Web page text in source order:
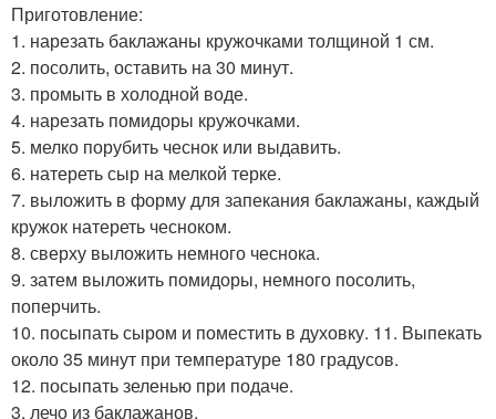
Приготовление:
1. нарезать баклажаны кружочками толщиной 1 см.
2. посолить, оставить на 30 минут.
3. промыть в холодной воде.
4. нарезать помидоры кружочками.
5. мелко порубить чеснок или выдавить.
6. натереть сыр на мелкой терке.
7. выложить в форму для запекания баклажаны, каждый
кружок натереть чесноком.
8. сверху выложить немного чеснока.
9. затем выложить помидоры, немного посолить,
поперчить.
10. посыпать сыром и поместить в духовку. 11. Выпекать
около 35 минут при температуре 180 градусов.
12. посыпать зеленью при подаче.
3. лечо из баклажанов.